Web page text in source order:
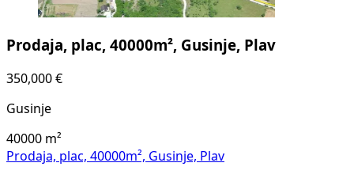
Prodaja, plac, 40000m², Gusinje, Plav
350,000 €
Gusinje
40000 m²
Prodaja, plac, 40000m², Gusinje, Plav